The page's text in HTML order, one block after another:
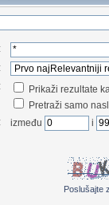
Prikaži rezultate
Pretraži samo
između i
Poslušajte